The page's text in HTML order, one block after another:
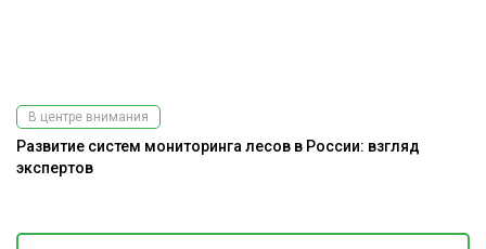
В центре внимания
Развитие систем мониторинга лесов в России: взгляд
экспертов